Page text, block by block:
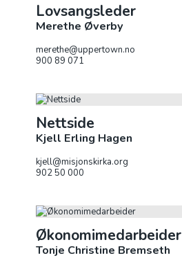
Lovsangsleder
Merethe Øverby
merethe@uppertown.no
900 89 071
Nettside
Kjell Erling Hagen
kjell@misjonskirka.org
902 50 000
Økonomimedarbeider
Tonje Christine Bremseth